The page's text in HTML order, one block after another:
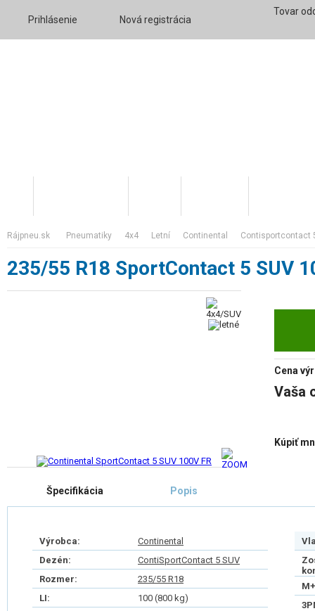
Prihlásenie Nová registrácia
Tovar
rájpneu.sk pneumatiky 4x4 letní continental contisportcontact
235/55 R18 SportContact 5 SUV
Cena
Vaša
Kúpiť
Špecifikácia Popis
Výrobca:
Continental
Dezén:
ContiSportContact 5 SUV
Rozmer:
235/55 R18
LI:
100 (800 kg)